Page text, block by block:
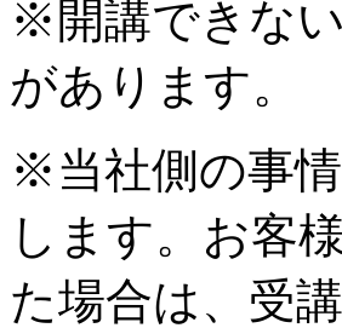
※開講できな
があります。
※当社側の事
します。お客
た場合は、受